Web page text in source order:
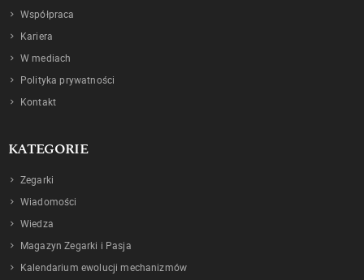
Współpraca
Kariera
W mediach
Polityka prywatności
Kontakt
KATEGORIE
Zegarki
Wiadomości
Wiedza
Magazyn Zegarki i Pasja
Kalendarium ewolucji mechanizmów